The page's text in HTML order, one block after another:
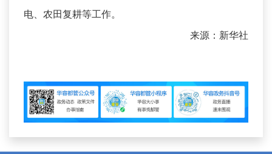
电、农田复耕等工作。
来源：新华社